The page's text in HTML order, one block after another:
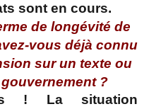
sont en cours.
de longévité de
vous déjà connu
sur un texte ou
?
! La situation